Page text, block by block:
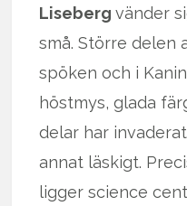
Lisebergvänder
små. Större delen
spöken och i
höstmys, glada
delar har
annat läskigt.
ligger science